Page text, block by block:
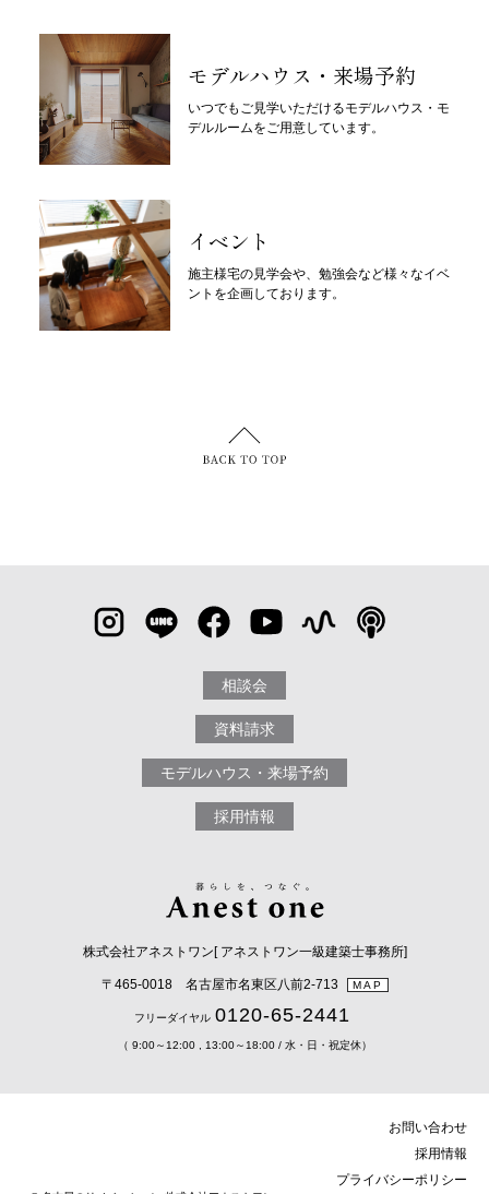
モデルハウス・来場予約
いつでもご見学いただけるモデルハウス・モ
デルルームをご用意しています。
イベント
施主様宅の見学会や、勉強会など様々なイベ
ントを企画しております。
相談会
資料請求
モデルハウス・来場予約
採用情報
株式会社アネストワン[ アネストワン一級建築士事務所]
〒465-0018 名古屋市名東区八前2-713 MAP
フリーダイヤル 0120-65-2441
（ 9:00～12:00 , 13:00～18:00 / 水・日・祝定休）
お問い合わせ
採用情報
プライバシーポリシー